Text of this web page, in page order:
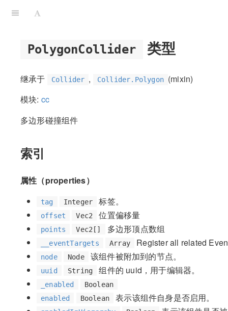
PolygonCollider 类型
继承于 Collider , Collider.Polygon (mixin)
模块: cc
多边形碰撞组件
索引
属性（properties）
tag Integer 标签。
offset Vec2 位置偏移量
points Vec2[] 多边形顶点数组
__eventTargets Array Register all related
node Node 该组件被附加到的节点。
uuid String 组件的 uuid，用于编辑器。
_enabled
Boolean
enabled
Boolean 表示该组件自身是否启用。